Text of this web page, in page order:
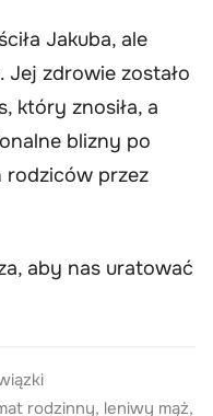
Jakuba, ale
Jej zdrowie zostało
który znosiła, a
blizny po
rodziców przez
aby nas uratować
rodzinny, leniwy mąż,